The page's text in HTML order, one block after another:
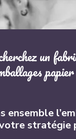
un
ensemble
stratégie